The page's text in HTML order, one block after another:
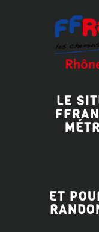
LE
ET